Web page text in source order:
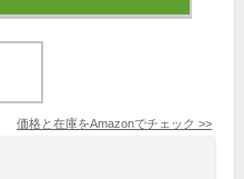
価格と在庫をAmazonでチェック >>